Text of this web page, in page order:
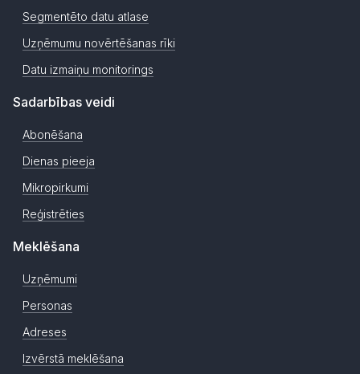
Segmentēto datu atlase
Uzņēmumu novērtēšanas rīki
Datu izmaiņu monitorings
Sadarbības veidi
Abonēšana
Dienas pieeja
Mikropirkumi
Reģistrēties
Meklēšana
Uzņēmumi
Personas
Adreses
Izvērstā meklēšana